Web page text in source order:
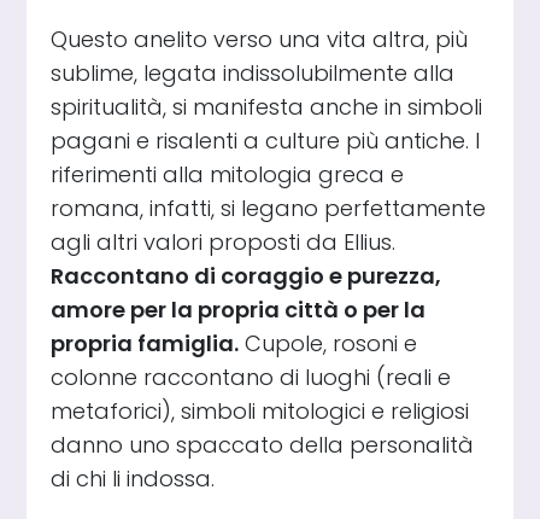
Questo anelito verso una vita altra, più
sublime, legata indissolubilmente alla
spiritualità, si manifesta anche in simboli
pagani e risalenti a culture più antiche. I
riferimenti alla mitologia greca e
romana, infatti, si legano perfettamente
agli altri valori proposti da Ellius.
Raccontano di coraggio e purezza,
amore per la propria città o per la
propria famiglia. Cupole, rosoni e
colonne raccontano di luoghi (reali e
metaforici), simboli mitologici e religiosi
danno uno spaccato della personalità
di chi li indossa.